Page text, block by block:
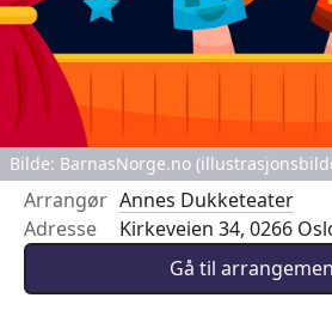
Bilde: BarnasNorge.no
Arrangør Annes Dukketeater
Adresse
Kirkeveien 34, 0266
Gå til